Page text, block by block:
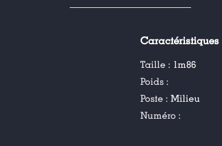
Caractéristiques
Taille : 1m86
Poids :
Poste :Milieu
Numéro :